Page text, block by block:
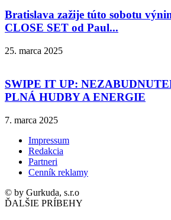
Bratislava zažije túto sobotu
CLOSE SET od Paul...
25. marca 2025
SWIPE IT UP:
PLNÁ HUDBY A ENERGIE
7. marca 2025
Impressum
Redakcia
Partneri
Cenník reklamy
© by Gurkuda, s.r.o
ĎALŠIE PRÍBEHY